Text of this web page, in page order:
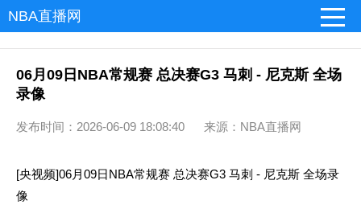
NBA直播网
06月09日NBA常规赛 总决赛G3 马刺 - 尼克斯 全场
录像
发布时间：2026-06-09 18:08:40 来源：NBA直播网
[央视频]06月09日NBA常规赛 总决赛G3 马刺 - 尼克斯 全场录
像